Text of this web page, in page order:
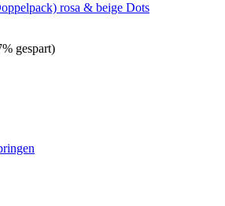
rosa & beige Dots
gespart)